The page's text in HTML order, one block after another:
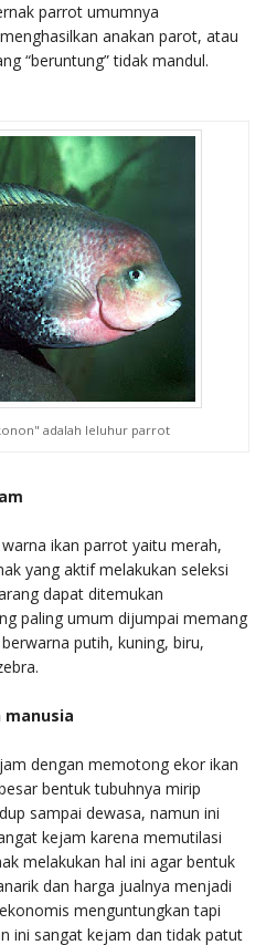
parrot umumnya
anakan parot, atau
“beruntung” tidak mandul.
adalah leluhur parrot
ikan parrot yaitu merah,
yang aktif melakukan seleksi
dapat ditemukan
paling umum dijumpai memang
putih, kuning, biru,
manusia
dengan memotong ekor ikan
bentuk tubuhnya mirip
sampai dewasa, namun ini
kejam karena memutilasi
melakukan hal ini agar bentuk
dan harga jualnya menjadi
menguntungkan tapi
ini sangat kejam dan tidak patut